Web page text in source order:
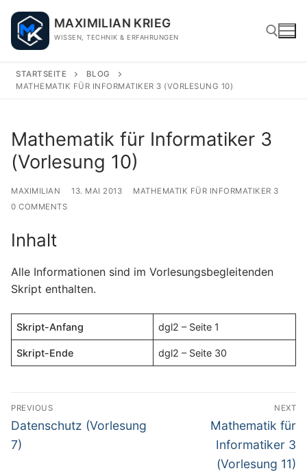
content
MAXIMILIAN KRIEG
WISSEN, TECHNIK & ERFAHRUNGEN
Search for:
STARTSEITE
BLOG
MATHEMATIK FÜR INFORMATIKER 3 (VORLESUNG 10)
Mathematik für Informatiker 3
(Vorlesung 10)
MAXIMILIAN 13. MAI 2013
MATHEMATIK FÜR INFORMATIKER 3
0 COMMENTS
Inhalt
Alle Informationen sind im Vorlesungsbegleitenden
Skript enthalten.
Skript-Anfang dgl2 – Seite 1
Skript-Ende dgl2 – Seite 30
Beitragsnavigation
PREVIOUS
Previous
post:
Datenschutz (Vorlesung
7)
NEXT
Next
post:
Mathematik für
Informatiker 3
(Vorlesung 11)